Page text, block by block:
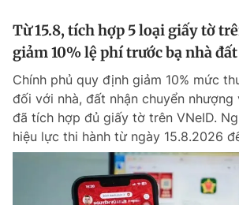
Chuyên mục khác
Chào ngày mới Tin 24h
Tin thị trường Tin 360
Thông tin tài khoản
Đổi mật khẩu
Tin đã lưu
Tin đã xem
Từ 15.8, tích hợp 5 loại giấy tờ
giảm 10% lệ phí trước bạ nhà đất
Chính phủ quy định giảm 10% mức
đối với nhà, đất nhận chuyển
đã tích hợp đủ giấy tờ trên VNeID.
hiệu lực thi hành từ ngày 15.8.2026